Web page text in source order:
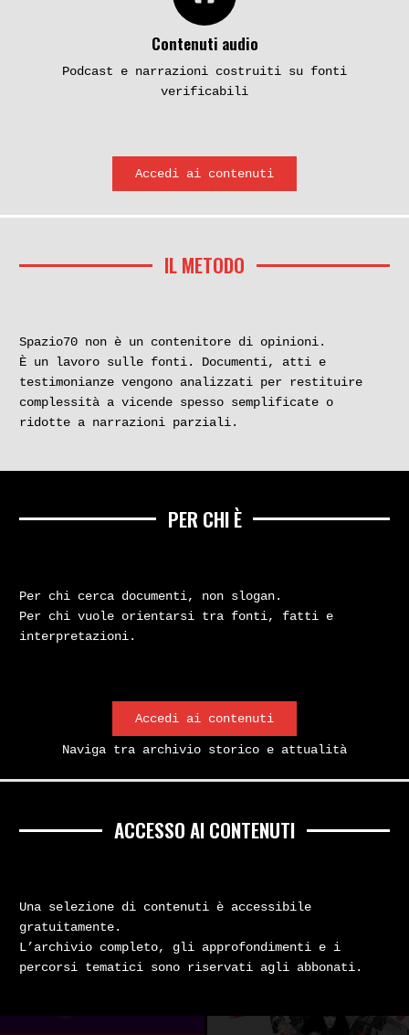
la vita al signor Furlan
formazioni armate di
sinistra
’77. Prima linea e altre
Due terroriste sparano a
un’altra donna. Il
ferimento di Rossella
Napolitano
’77. Prima linea e altre
L’omicidio di Walter Rossi
1 2 3 4
CANALE YOUTUBE SPAZIO 70 PODCAST
Contenuti audio
Podcast e narrazioni costruiti su fonti
verificabili
Accedi ai contenuti
IL METODO
Spazio70 non è un contenitore di opinioni.
È un lavoro sulle fonti. Documenti, atti e
testimonianze vengono analizzati per restituire
complessità a vicende spesso semplificate o
ridotte a narrazioni parziali.
PER CHI È
Per chi cerca documenti, non slogan.
Per chi vuole orientarsi tra fonti, fatti e
interpretazioni.
Accedi ai contenuti
Naviga tra archivio storico e attualità
ACCESSO AI CONTENUTI
Una selezione di contenuti è accessibile
gratuitamente.
L’archivio completo, gli approfondimenti e i
percorsi tematici sono riservati agli abbonati.